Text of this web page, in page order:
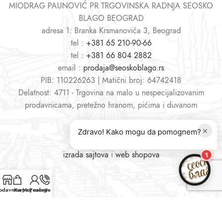
MIODRAG PAUNOVIĆ PR TRGOVINSKA RADNJA SEOSKO
BLAGO BEOGRAD
adresa 1: Branka Krsmanovića 3, Beograd
tel : +381 65 210-90-66
tel : +381 66 804 2882
email : prodaja@seoskoblago.rs
PIB: 110226263 | Matični broj: 64742418
Delatnost: 4711 - Trgovina na malo u nespecijalizovanim
prodavnicama, pretežno hranom, pićima i duvanom
izrada sajtova i web shopova
KorpaMoj nalog
Pozovite nas
×
Zdravo! Kako mogu da pomognem?
1